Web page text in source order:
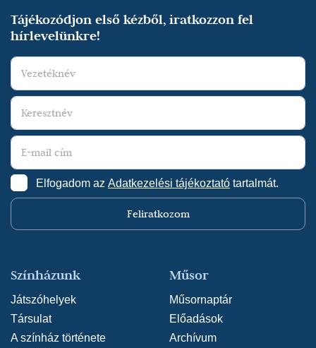
Tájékozódjon első kézből, iratkozzon fel
hírlevelünkre!
Elfogadom az Adatkezelési tájékoztató tartalmát.
Feliratkozom
Színházunk
Játszóhelyek
Társulat
A színház története
Műsor
Műsornaptár
Előadások
Archívum